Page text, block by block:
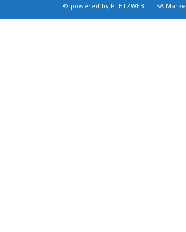
© powered by PLETZWEB -
SA